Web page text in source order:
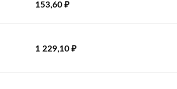
153,60 ₽
1 229,10 ₽